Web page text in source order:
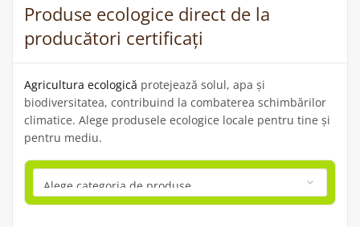
Produse ecologice direct de la
producători certificați
Agricultura ecologică protejează solul, apa și
biodiversitatea, contribuind la combaterea schimbărilor
climatice. Alege produsele ecologice locale pentru tine și
pentru mediu.